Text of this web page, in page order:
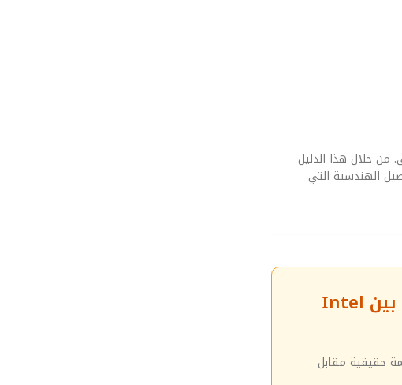
من خلال هذا الدليل
الهندسية التي
❓ الأسئلة الشائعة حول معالجات الكمبيوتر المحمول في 2026: المقارنة الشاملة بين Intel
حقيقية مقابل